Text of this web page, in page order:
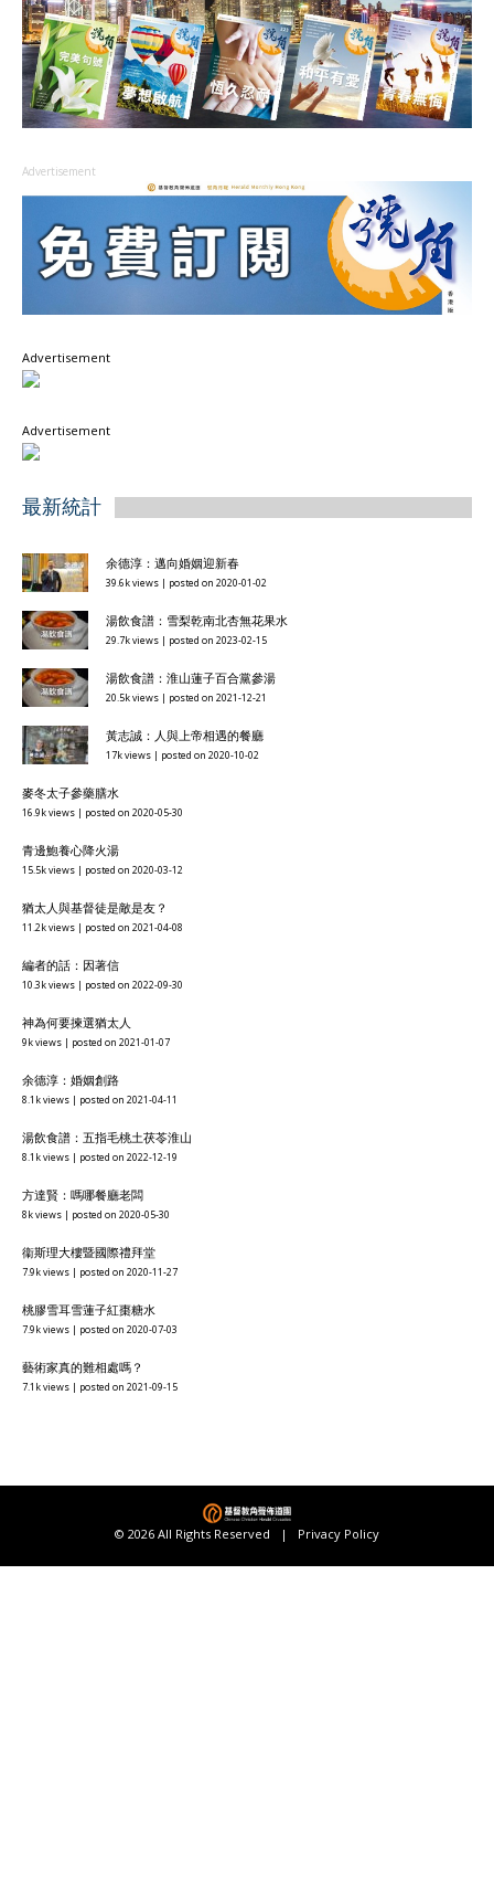
Advertisement
Advertisement
Advertisement
最新統計
余德淳：邁向婚姻迎新春
39.6k views | posted on 2020-01-02
湯飲食譜：雪梨乾南北杏無花果水
29.7k views | posted on 2023-02-15
湯飲食譜：淮山蓮子百合黨參湯
20.5k views | posted on 2021-12-21
黃志誠：人與上帝相遇的餐廳
17k views | posted on 2020-10-02
麥冬太子參藥膳水
16.9k views | posted on 2020-05-30
青邊鮑養心降火湯
15.5k views | posted on 2020-03-12
猶太人與基督徒是敵是友？
11.2k views | posted on 2021-04-08
編者的話：因著信
10.3k views | posted on 2022-09-30
神為何要揀選猶太人
9k views | posted on 2021-01-07
余德淳：婚姻創路
8.1k views | posted on 2021-04-11
湯飲食譜：五指毛桃土茯苓淮山
8.1k views | posted on 2022-12-19
方達賢：嗎哪餐廳老闆
8k views | posted on 2020-05-30
衞斯理大樓暨國際禮拜堂
7.9k views | posted on 2020-11-27
桃膠雪耳雪蓮子紅棗糖水
7.9k views | posted on 2020-07-03
藝術家真的難相處嗎？
7.1k views | posted on 2021-09-15
© 2026 All Rights Reserved | Privacy Policy